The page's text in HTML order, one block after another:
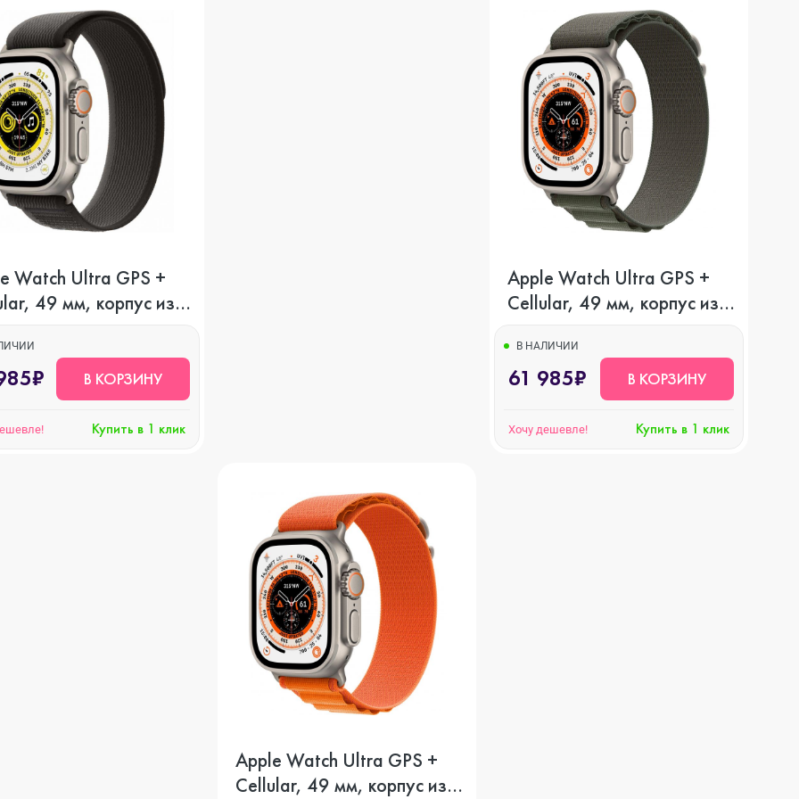
Max
Watch Ultra GPS +
49 мм, корпус из
серого цвета
В КОРЗИНУ
Купить в 1 клик
Apple Watch Ultra GPS +
Cellular, 49 мм, корпус из
зеленого цвета, размер
S,M,L
В НАЛИЧИИ
61 985₽ В КОРЗИНУ
Хочу дешевле! Купить в 1 клик
Apple Watch Ultra GPS +
Cellular, 49 мм, корпус из